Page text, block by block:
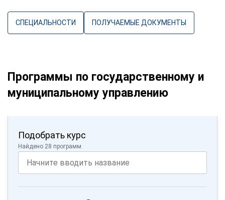
СПЕЦИАЛЬНОСТИ ПОЛУЧАЕМЫЕ ДОКУМЕНТЫ
Программы по государственному и
муниципальному управлению
Подобрать курс
Найдено 28 программ